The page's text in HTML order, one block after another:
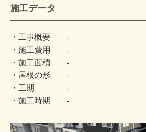
施工データ
・工事概要 -
・施工費用 -
・施工面積 -
・屋根の形 -
・工期 -
・施工時期 -